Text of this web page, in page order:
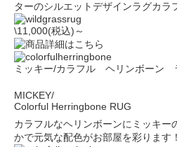
ターのシルエットデザインラグカラ
\11,000(税込)～
ミッキー/カラフル ヘリンボーン
MICKEY/
Colorful Herringbone RUG
カラフルなヘリンボーンにミッキー
かで元気な配色がお部屋を彩ります！